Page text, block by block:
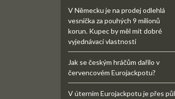
V Německu je na prodej odlehlá
vesnička za pouhých 9 milionů
korun. Kupec by měl mít dobré
vyjednávací vlastnosti
Jak se českým hráčům dařilo v
červencovém Eurojackpotu?
V úterním Eurojackpotu je přes půl